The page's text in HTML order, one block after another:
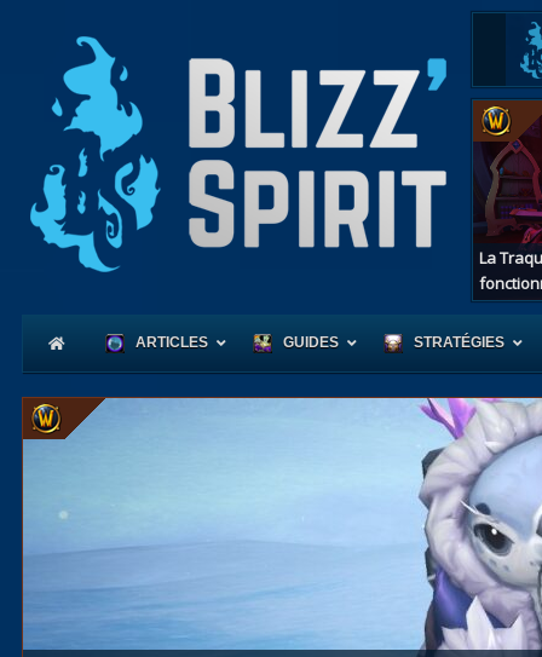
La
ARTICLES GUIDES
Coeur
Races
alliées
STRATÉGIES